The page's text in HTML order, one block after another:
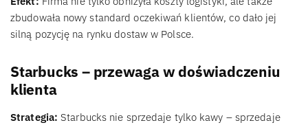
zbudowała nowy standard oczekiwań klientów, co dało jej
silną pozycję na rynku dostaw w Polsce.
Starbucks – przewaga w doświadczeniu
klienta
Strategia: Starbucks nie sprzedaje tylko kawy – sprzedaje